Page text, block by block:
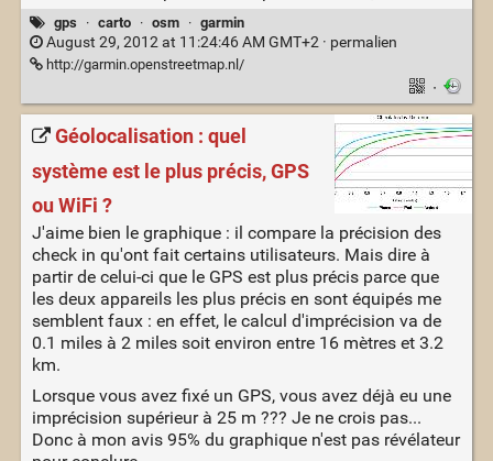
gps · carto · osm · garmin
August 29, 2012 at 11:24:46 AM GMT+2 · permalien
http://garmin.openstreetmap.nl/
·
Géolocalisation : quel
système est le plus précis, GPS
ou WiFi ?
J'aime bien le graphique : il compare la précision des
check in qu'ont fait certains utilisateurs. Mais dire à
partir de celui-ci que le GPS est plus précis parce que
les deux appareils les plus précis en sont équipés me
semblent faux : en effet, le calcul d'imprécision va de
0.1 miles à 2 miles soit environ entre 16 mètres et 3.2
km.
Lorsque vous avez fixé un GPS, vous avez déjà eu une
imprécision supérieur à 25 m ??? Je ne crois pas...
Donc à mon avis 95% du graphique n'est pas révélateur